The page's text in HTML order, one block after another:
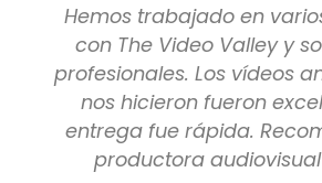
Hemos trabajado en
con The Video Valley y
profesionales. Los vídeos
nos hicieron fueron
entrega fue rápida.
productora